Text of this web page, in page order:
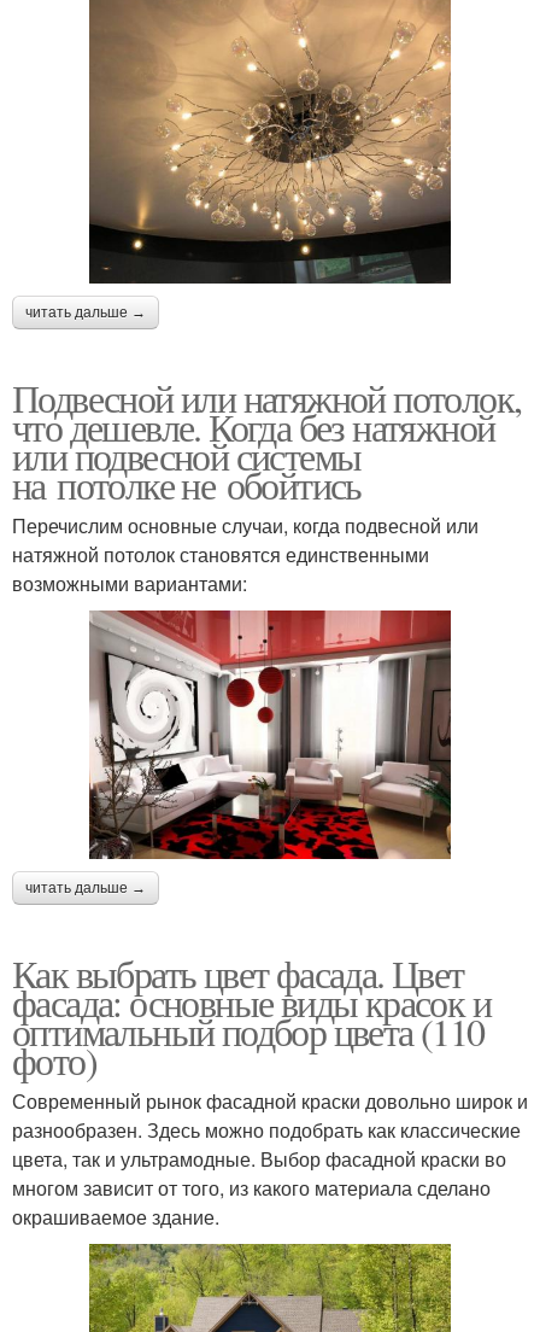
читать дальше →
Подвесной или натяжной потолок,
что дешевле. Когда без натяжной
или подвесной системы
на потолке не обойтись
Перечислим основные случаи, когда подвесной или
натяжной потолок становятся единственными
возможными вариантами:
читать дальше →
Как выбрать цвет фасада. Цвет
фасада: основные виды красок и
оптимальный подбор цвета (110
фото)
Современный рынок фасадной краски довольно широк и
разнообразен. Здесь можно подобрать как классические
цвета, так и ультрамодные. Выбор фасадной краски во
многом зависит от того, из какого материала сделано
окрашиваемое здание.